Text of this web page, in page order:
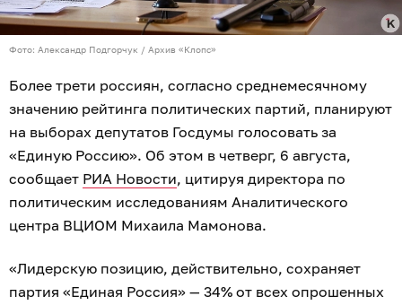
Фото: Александр Подгорчук / Архив «Клопс»
Более трети россиян, согласно среднемесячному
значению рейтинга политических партий, планируют
на выборах депутатов Госдумы голосовать за
«Единую Россию». Об этом в четверг, 6 августа,
сообщает РИА Новости, цитируя директора по
политическим исследованиям Аналитического
центра ВЦИОМ Михаила Мамонова.
«Лидерскую позицию, действительно, сохраняет
партия «Единая Россия» — 34% от всех опрошенных